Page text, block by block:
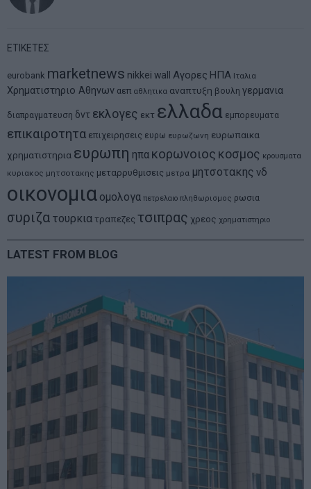
ΕΤΙΚΕΤΕΣ
eurobank marketnews nikkei wall Αγορες ΗΠΑ Ιταλια
Χρηματιστηριο Αθηνων αεπ αθλητικα αναπτυξη βουλη γερμανια
διαπραγματευση δντ εκλογες εκτ ελλαδα εμπορευματα
επικαιροτητα επιχειρησεις ευρω ευρωζωνη ευρωπαικα
χρηματιστηρια ευρωπη ηπα κορωνοιος κοσμος κρουσματα
κυριακος μητσοτακης μεταρρυθμισεις μετρα μητσοτακης νδ
οικονομια ομολογα πετρελαιο πληθωρισμος ρωσια
συριζα τουρκια τραπεζες τσιπρας χρεος χρηματιστηριο
LATEST FROM BLOG